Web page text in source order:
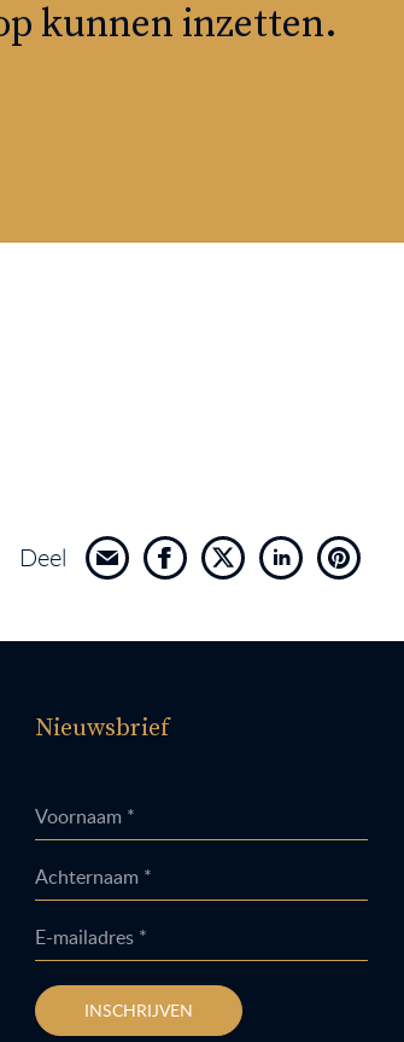
kunnen inzetten.
Deel
Nieuwsbrief
Voornaam *
Achternaam *
E-mailadres *
INSCHRIJVEN